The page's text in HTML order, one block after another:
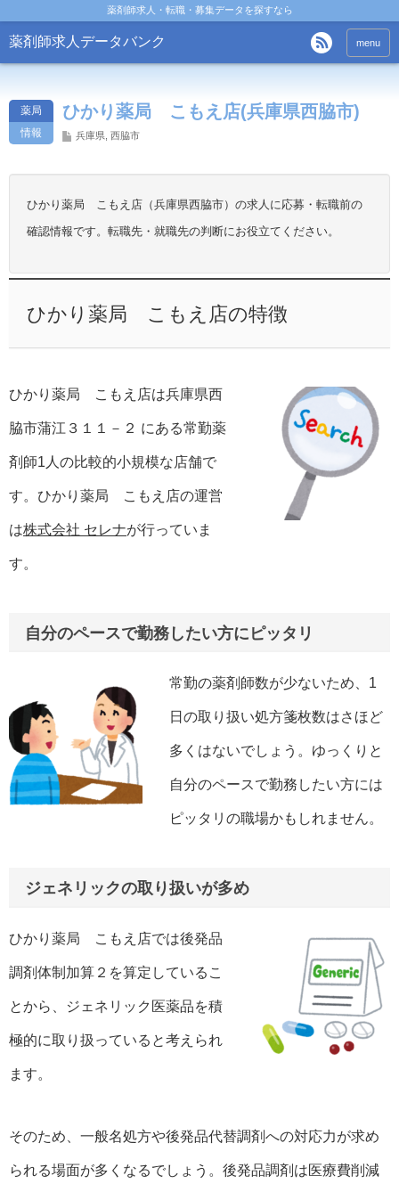
薬剤師求人・転職・募集データを探すなら
薬剤師求人データバンク menu
薬局
情報
ひかり薬局 こもえ店(兵庫県西脇市)
兵庫県 西脇市
ひかり薬局 こもえ店（兵庫県西脇市）の求人に応募・転職前の
確認情報です。転職先・就職先の判断にお役立てください。
ひかり薬局 こもえ店の特徴
ひかり薬局 こもえ店は兵庫県西
脇市蒲江３１１－２ にある常勤薬
剤師1人の比較的小規模な店舗で
す。ひかり薬局 こもえ店の運営
は株式会社 セレナが行っていま
す。
自分のペースで勤務したい方にピッタリ
常勤の薬剤師数が少ないため、1
日の取り扱い処方箋枚数はさほど
多くはないでしょう。ゆっくりと
自分のペースで勤務したい方には
ピッタリの職場かもしれません。
ジェネリックの取り扱いが多め
ひかり薬局 こもえ店では後発品
調剤体制加算２を算定しているこ
とから、ジェネリック医薬品を積
極的に取り扱っていると考えられ
ます。
そのため、一般名処方や後発品代替調剤への対応力が求め
られる場面が多くなるでしょう。後発品調剤は医療費削減